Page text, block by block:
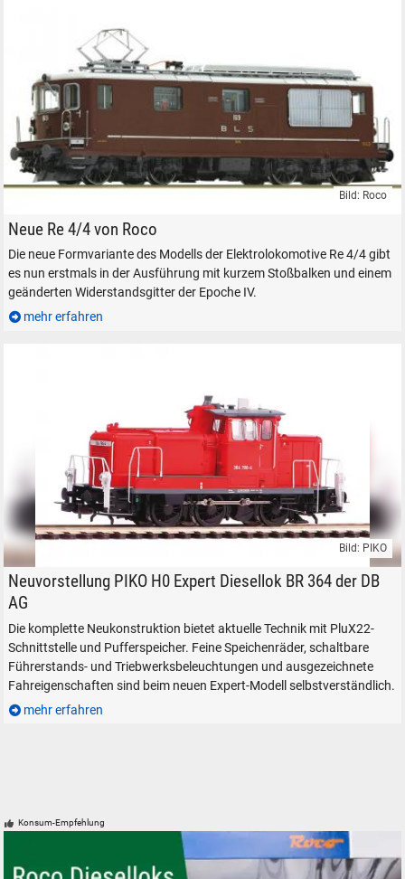
Roco BLS Re 4/4 in H0
Bild: Roco
Neue Re 4/4 von Roco
Die neue Formvariante des Modells der Elektrolokomotive Re 4/4 gibt
es nun erstmals in der Ausführung mit kurzem Stoßbalken und einem
geänderten Widerstandsgitter der Epoche IV.
mehr erfahren
DB-Baureihe 364 als Expert-Modell von PIKO.
Bild: PIKO
Neuvorstellung PIKO H0 Expert Diesellok BR 364 der DB
AG
Die komplette Neukonstruktion bietet aktuelle Technik mit PluX22-
Schnittstelle und Pufferspeicher. Feine Speichenräder, schaltbare
Führerstands- und Triebwerksbeleuchtungen und ausgezeichnete
Fahreigenschaften sind beim neuen Expert-Modell selbstverständlich.
mehr erfahren
Konsum-Empfehlung
SUCHEN
Durchsuchen
alles
Suche ...
suchen Abbrechen